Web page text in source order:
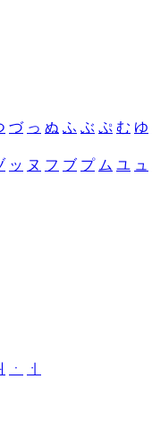
づ っ ぬ ふ ぶ ぷ む ゆ
ッ ヌ フ ブ プ ム ユ ュ
ㆍ
ㆎ